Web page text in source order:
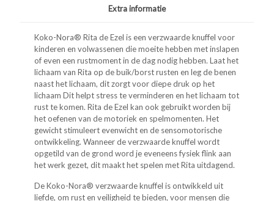
Extra informatie
Koko-Nora® Rita de Ezel is een verzwaarde knuffel voor
kinderen en volwassenen die moeite hebben met inslapen
of even een rustmoment in de dag nodig hebben. Laat het
lichaam van Rita op de buik/borst rusten en leg de benen
naast het lichaam, dit zorgt voor diepe druk op het
lichaam Dit helpt stress te verminderen en het lichaam tot
rust te komen. Rita de Ezel kan ook gebruikt worden bij
het oefenen van de motoriek en spelmomenten. Het
gewicht stimuleert evenwicht en de sensomotorische
ontwikkeling. Wanneer de verzwaarde knuffel wordt
opgetild van de grond word je eveneens fysiek flink aan
het werk gezet, dit maakt het spelen met Rita uitdagend.
De Koko-Nora® verzwaarde knuffel is ontwikkeld uit
liefde, om rust en veiligheid te bieden, voor mensen die